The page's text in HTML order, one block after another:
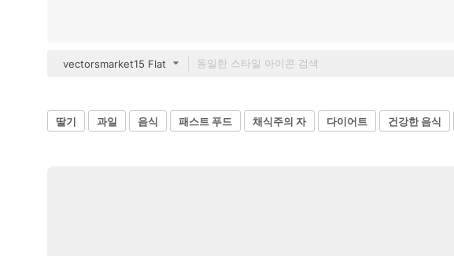
vectorsmarket15 Flat
딸기 과일 음식 패스트 푸드 채식주의 자 다이어트 건강한 음식